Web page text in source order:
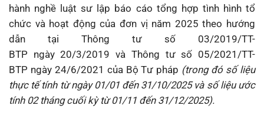
hành nghề luật sư lập báo cáo tổng hợp tình hình tổ
chức và hoạt động của đơn vị năm 2025 theo hướng
dẫn tại Thông tư số 03/2019/TT-
BTP ngày 20/3/2019 và Thông tư số 05/2021/TT-
BTP ngày 24/6/2021 của Bộ Tư pháp (trong đó số liệu
thực tế tính từ ngày 01/01 đến 31/10/2025 và số liệu ước
tính 02 tháng cuối kỳ từ 01/11 đến 31/12/2025).